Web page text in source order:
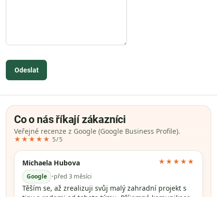
Odeslat
Co o nás říkají zákazníci
Veřejné recenze z Google (Google Business Profile).
★★★★★ 5/5
Michaela Hubova
Google •před 3 měsíci
★★★★★
Těším se, až zrealizuji svůj malý zahradní projekt s